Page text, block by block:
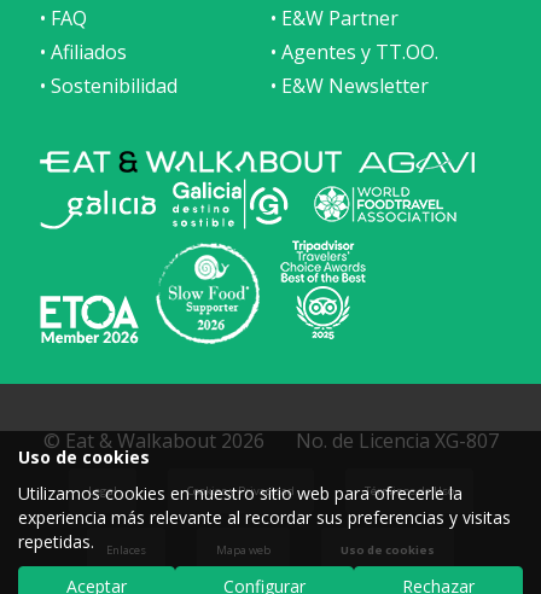
• FAQ
• E&W Partner
• Afiliados
• Agentes y TT.OO.
• Sostenibilidad
• E&W Newsletter
© Eat & Walkabout 2026 No. de Licencia XG-807
Legal Cookies y Privacidad Términos de Uso
Enlaces Mapa web Uso de cookies
Uso de cookies
Utilizamos cookies en nuestro sitio web para ofrecerle la
experiencia más relevante al recordar sus preferencias y visitas
repetidas.
Aceptar
Configurar Rechazar